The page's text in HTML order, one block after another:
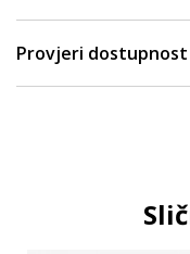
Provjeri dostupnost